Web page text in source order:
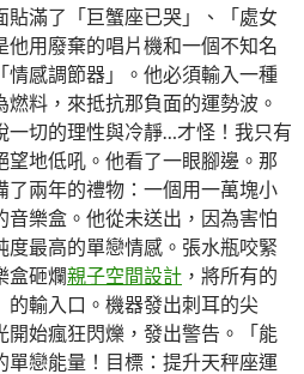
滿了「巨蟹座已哭」、「處女
他用廢棄的唱片機和一個不知名
情感調節器」。他必須輸入一種
料，來抵抗那負面的運勢波。
一切的理性與冷靜…才怪！我只有
地低吼。他看了一眼腳邊。那
了兩年的禮物：一個用一萬塊小
樂盒。他從未送出，因為害怕
最高的單戀情感。張水瓶咬緊
盒砸爛親子空間設計 ，將所有的
的輸入口。機器發出刺耳的尖
開始瘋狂閃爍，發出警告。「能
單戀能量！目標：提升天秤座運